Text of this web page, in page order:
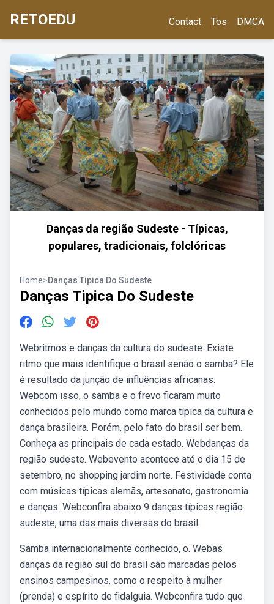
RETOEDU Contact Tos DMCA
Danças da região Sudeste - Típicas,
populares, tradicionais, folclóricas
Home>Danças Tipica Do Sudeste
Danças Tipica Do Sudeste
Webritmos e danças da cultura do sudeste. Existe
ritmo que mais identifique o brasil senão o samba? Ele
é resultado da junção de influências africanas.
Webcom isso, o samba e o frevo ficaram muito
conhecidos pelo mundo como marca típica da cultura e
dança brasileira. Porém, pelo fato do brasil ser bem.
Conheça as principais de cada estado. Webdanças da
região sudeste. Webevento acontece até o dia 15 de
setembro, no shopping jardim norte. Festividade conta
com músicas típicas alemãs, artesanato, gastronomia
e danças. Webconfira abaixo 9 danças típicas região
sudeste, uma das mais diversas do brasil.
Samba internacionalmente conhecido, o. Webas
danças da região sul do brasil são marcadas pelos
ensinos campesinos, como o respeito à mulher
(prenda) e espírito de fidalguia. Webconfira tudo que